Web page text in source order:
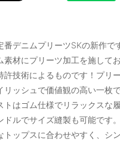
番デニムプリーツSKの新作で
素材にプリーツ加工を施して
許技術によるものです！プリ
リッシュで価値観の高い一枚で
トはゴム仕様でリラックスな
ドルでサイズ縫製も可能です。
トップスに合わせやすく、シ